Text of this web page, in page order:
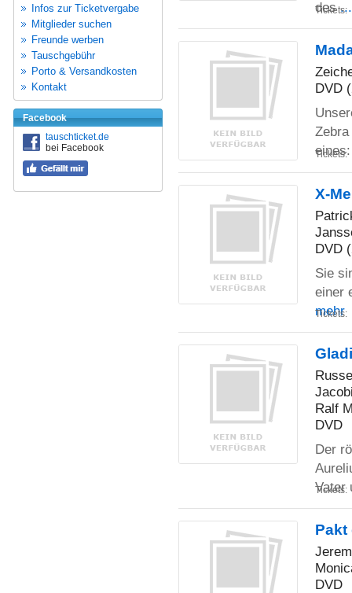
Infos zur Ticketvergabe
Mitglieder suchen
Freunde werben
Tauschgebühr
Porto & Versandkosten
Kontakt
Facebook
tauschticket.de
bei Facebook
des
Tickets:
DVD
Tickets:
X-
DVD
Sie
einer
mehr
Tickets:
Ralf
DVD
Der
Vater
Tickets:
Pakt
DVD